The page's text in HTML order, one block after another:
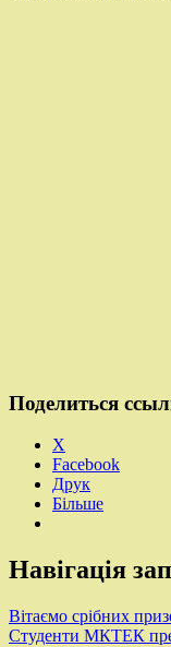
Поделиться
X
Facebook
Друк
Більше
Навігація
Вітаємо срібних
Студенти МКТЕК